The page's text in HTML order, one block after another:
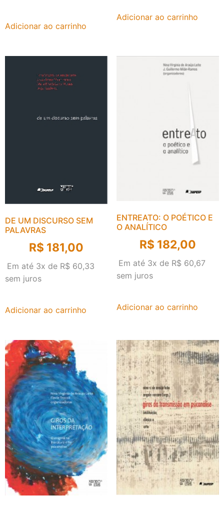
Adicionar ao carrinho
Adicionar ao carrinho
DE UM DISCURSO SEM
PALAVRAS
R$ 181,00
Em até 3x de R$ 60,33
sem juros
Adicionar ao carrinho
ENTREATO: O POÉTICO E
O ANALÍTICO
R$ 182,00
Em até 3x de R$ 60,67
sem juros
Adicionar ao carrinho